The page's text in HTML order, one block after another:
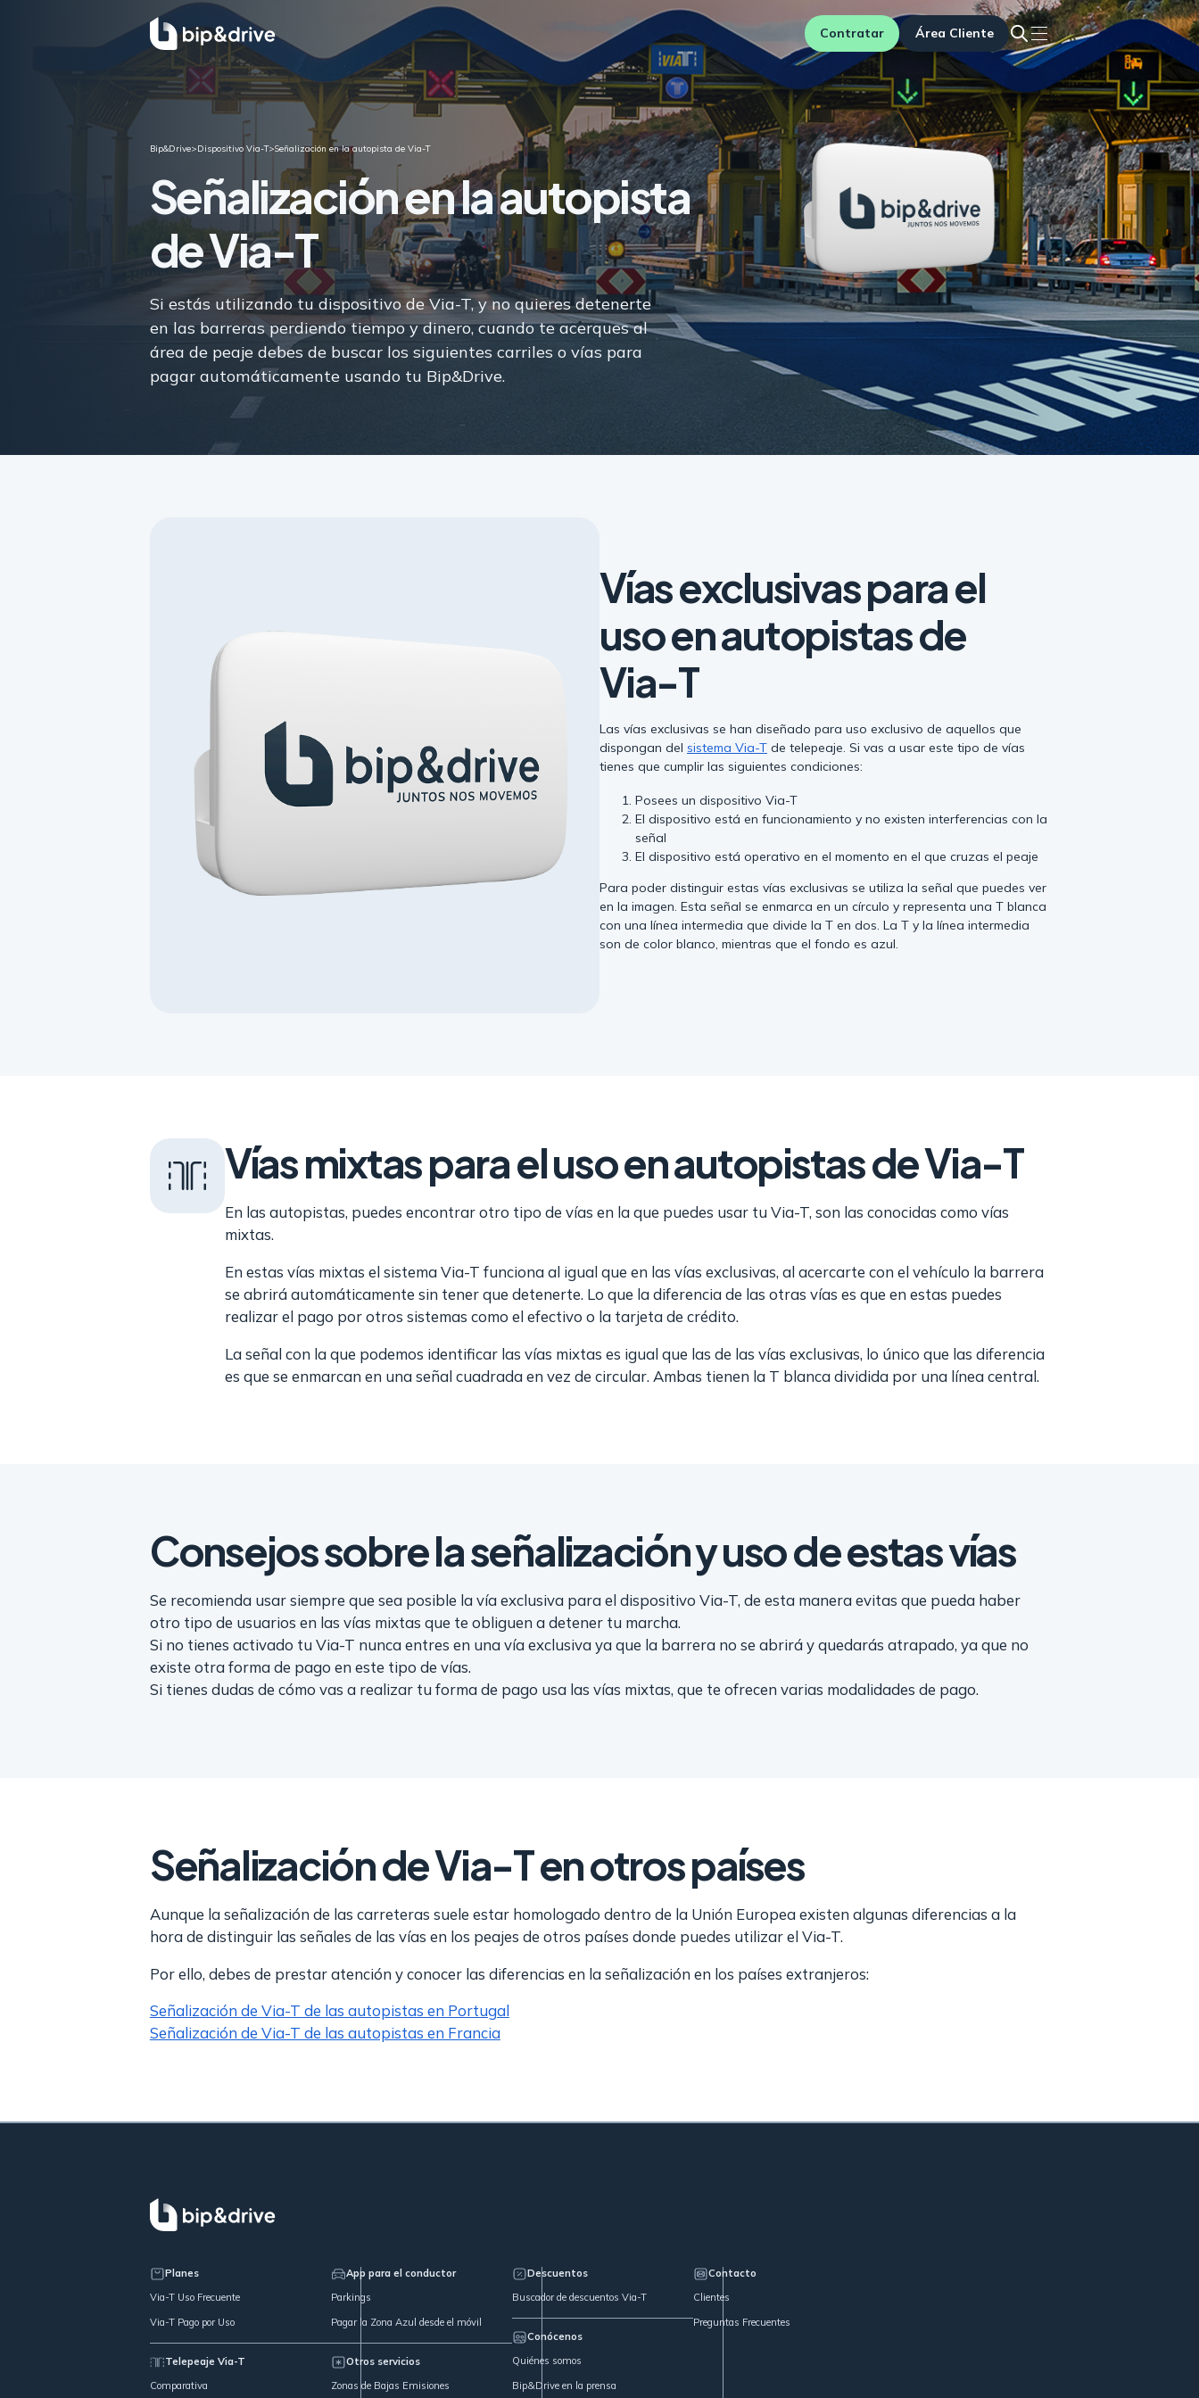
Contratar Área Cliente
Bip&Drive>Dispositivo Via-T>Señalización en la autopista de Via-T
Señalización en la autopista
de Via-T
Si estás utilizando tu dispositivo de Via-T, y no quieres detenerte
en las barreras perdiendo tiempo y dinero, cuando te acerques al
área de peaje debes de buscar los siguientes carriles o vías para
pagar automáticamente usando tu Bip&Drive.
Vías exclusivas para el
uso en autopistas de
Via-T
Las vías exclusivas se han diseñado para uso exclusivo de aquellos que
dispongan del sistema Via-T de telepeaje. Si vas a usar este tipo de vías
tienes que cumplir las siguientes condiciones:
Posees un dispositivo Via-T
El dispositivo está en funcionamiento y no existen interferencias con la
señal
El dispositivo está operativo en el momento en el que cruzas el peaje
Para poder distinguir estas vías exclusivas se utiliza la señal que puedes ver
en la imagen. Esta señal se enmarca en un círculo y representa una T blanca
con una línea intermedia que divide la T en dos. La T y la línea intermedia
son de color blanco, mientras que el fondo es azul.
Vías mixtas para el uso en autopistas de Via-T
En las autopistas, puedes encontrar otro tipo de vías en la que puedes usar tu Via-T, son las conocidas como vías
mixtas.
En estas vías mixtas el sistema Via-T funciona al igual que en las vías exclusivas, al acercarte con el vehículo la barrera
se abrirá automáticamente sin tener que detenerte. Lo que la diferencia de las otras vías es que en estas puedes
realizar el pago por otros sistemas como el efectivo o la tarjeta de crédito.
La señal con la que podemos identificar las vías mixtas es igual que las de las vías exclusivas, lo único que las diferencia
es que se enmarcan en una señal cuadrada en vez de circular. Ambas tienen la T blanca dividida por una línea central.
Consejos sobre la señalización y uso de estas vías
Se recomienda usar siempre que sea posible la vía exclusiva para el dispositivo Via-T, de esta manera evitas que pueda haber
otro tipo de usuarios en las vías mixtas que te obliguen a detener tu marcha.
Si no tienes activado tu Via-T nunca entres en una vía exclusiva ya que la barrera no se abrirá y quedarás atrapado, ya que no
existe otra forma de pago en este tipo de vías.
Si tienes dudas de cómo vas a realizar tu forma de pago usa las vías mixtas, que te ofrecen varias modalidades de pago.
Señalización de Via-T en otros países
Aunque la señalización de las carreteras suele estar homologado dentro de la Unión Europea existen algunas diferencias a la
hora de distinguir las señales de las vías en los peajes de otros países donde puedes utilizar el Via-T.
Por ello, debes de prestar atención y conocer las diferencias en la señalización en los países extranjeros:
Señalización de Via-T de las autopistas en Portugal
Señalización de Via-T de las autopistas en Francia
Planes
Via-T Uso Frecuente
Via-T Pago por Uso
Telepeaje Via-T
Comparativa
App para el conductor
Parkings
Pagar la Zona Azul desde el móvil
Otros servicios
Zonas de Bajas Emisiones
Descuentos
Buscador de descuentos Via-T
Conócenos
Quiénes somos
Bip&Drive en la prensa
Contacto
Clientes
Preguntas Frecuentes